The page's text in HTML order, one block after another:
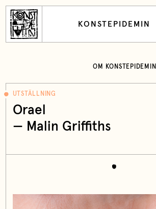
KONSTEPIDEMIN
OM KONSTEPIDEMIN
UTSTÄLLNING
Orael
— Malin Griffiths